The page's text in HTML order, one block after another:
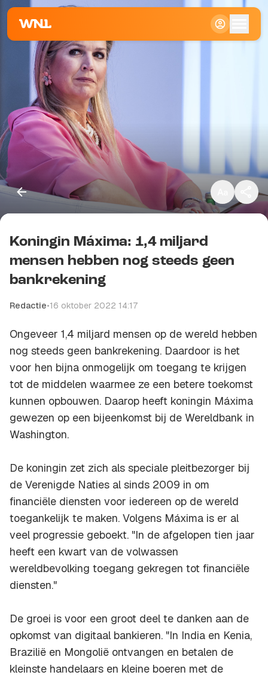
Kopieer link
Koningin Máxima: 1,4 miljard
mensen hebben nog steeds geen
bankrekening
Redactie•16 oktober 2022 14:17
Ongeveer 1,4 miljard mensen op de wereld hebben
nog steeds geen bankrekening. Daardoor is het
voor hen bijna onmogelijk om toegang te krijgen
tot de middelen waarmee ze een betere toekomst
kunnen opbouwen. Daarop heeft koningin Máxima
gewezen op een bijeenkomst bij de Wereldbank in
Washington.
De koningin zet zich als speciale pleitbezorger bij
de Verenigde Naties al sinds 2009 in om
financiële diensten voor iedereen op de wereld
toegankelijk te maken. Volgens Máxima is er al
veel progressie geboekt. "In de afgelopen tien jaar
heeft een kwart van de volwassen
wereldbevolking toegang gekregen tot financiële
diensten."
De groei is voor een groot deel te danken aan de
opkomst van digitaal bankieren. "In India en Kenia,
Brazilië en Mongolië ontvangen en betalen de
kleinste handelaars en kleine boeren met de